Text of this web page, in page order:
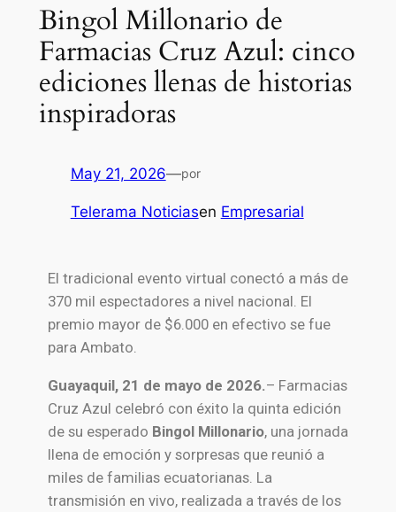
Bingol Millonario de
Farmacias Cruz Azul: cinco
ediciones llenas de historias
inspiradoras
May 21, 2026—por
Telerama Noticiasen Empresarial
El tradicional evento virtual conectó a más de
370 mil espectadores a nivel nacional. El
premio mayor de $6.000 en efectivo se fue
para Ambato.
Guayaquil, 21 de mayo de 2026.– Farmacias
Cruz Azul celebró con éxito la quinta edición
de su esperado Bingol Millonario, una jornada
llena de emoción y sorpresas que reunió a
miles de familias ecuatorianas. La
transmisión en vivo, realizada a través de los